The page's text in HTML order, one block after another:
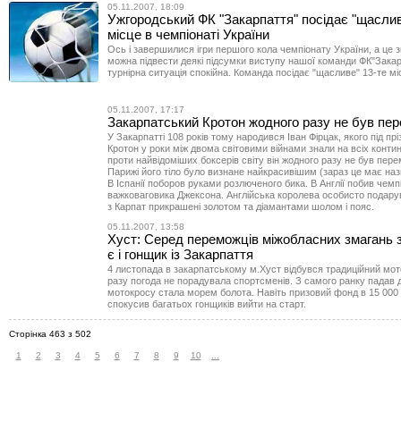
05.11.2007, 18:09
Ужгородський ФК "Закарпаття" посідає
місце в чемпіонаті України
Ось і завершилися ігри першого кола чемпіонату України, а це
можна підвести деякі підсумки виступу нашої команди
турнірна ситуація спокійна. Команда посідає "щасливе" 13-те
05.11.2007, 17:17
Закарпатський Кротон жодного разу не був
У Закарпатті 108 років тому народився Іван Фірцак, якого під
Кротон у роки між двома світовими війнами знали на всіх
проти найвідоміших боксерів світу він жодного разу не був
Парижі його тіло було визнане найкрасивішим (зараз це має
В Іспанії поборов руками розлюченого бика. В Англії побив
важковаговика Джексона. Англійська королева особисто
з Карпат прикрашені золотом та діамантами шолом і пояс.
05.11.2007, 13:58
Хуст: Серед переможців міжобласних змагань
є і гонщик із Закарпаття
4 листопада в закарпатському м.Хуст відбувся традиційний
разу погода не порадувала спортсменів. З самого ранку падав
мотокросу стала морем болота. Навіть призовий фонд в 15 000
спокусив багатьох гонщиків вийти на старт.
Сторінка 463 з 502
1 2 3 4 5 6 7 8 9 10 ...